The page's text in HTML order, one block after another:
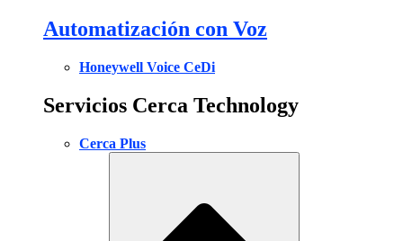
Automatización con Voz
Honeywell Voice CeDi
Servicios Cerca Technology
Cerca Plus